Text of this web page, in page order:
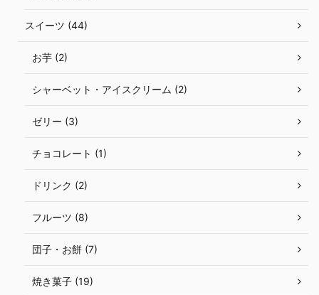
スイーツ (44)
お芋 (2)
シャーベット・アイスクリーム (2)
ゼリー (3)
チョコレート (1)
ドリンク (2)
フルーツ (8)
団子・お餅 (7)
焼き菓子 (19)